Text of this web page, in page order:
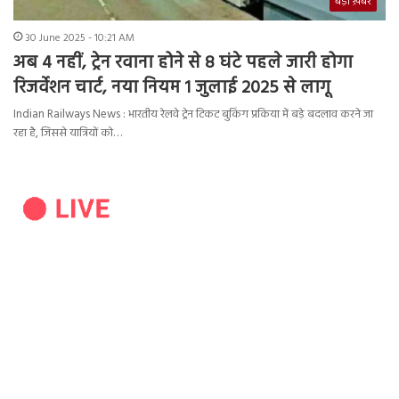
30 June 2025 - 10:21 AM
अब 4 नहीं, ट्रेन रवाना होने से 8 घंटे पहले जारी होगा
रिजर्वेशन चार्ट, नया नियम 1 जुलाई 2025 से लागू
Indian Railways News : भारतीय रेलवे ट्रेन टिकट बुकिंग प्रकिया में बड़े बदलाव करने जा
रहा है, जिससे यात्रियों को…